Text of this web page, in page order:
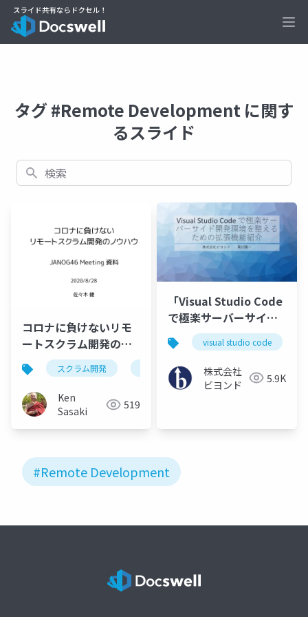
タグ #Remote Development に関す
るスライド
検索
コロナに負けないリモ
ートスクラム開発のノ
ウハウ スクラム開発 リモートワーク
Ken
Sasaki
519
「Visual Studio Code
で極楽サーバーサイド
開発環境を整えるため
の拡張機能紹介」
visual studio code
株式会社
ビヨンド
5.9K
#Remote Development